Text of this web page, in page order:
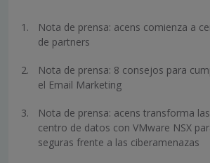
Nota de prensa: acens comienza a
de partners
Nota de prensa: 8 consejos para
el Email Marketing
Nota de prensa: acens transforma
centro de datos con VMware NSX
seguras frente a las ciberamenazas